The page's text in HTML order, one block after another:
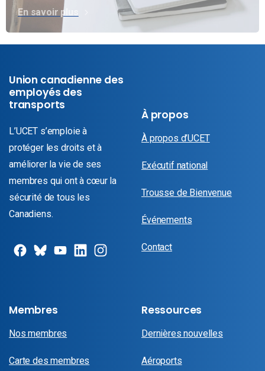
En savoir plus
Union canadienne des
employés des
transports
L’UCET s’emploie à
protéger les droits et à
améliorer la vie de ses
membres qui ont à cœur la
sécurité de tous les
Canadiens.
À propos
À propos d’UCET
Exécutif national
Trousse de Bienvenue
Événements
Contact
Membres
Nos membres
Carte des membres
Ressources
Dernières nouvelles
Aéroports